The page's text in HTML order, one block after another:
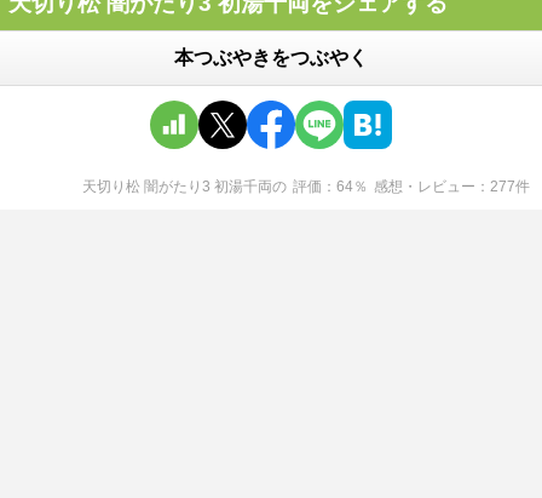
本つぶやきをつぶやく
天切り松 闇がたり3 初湯千両の 評価 64％ 感想・レビュー 277件